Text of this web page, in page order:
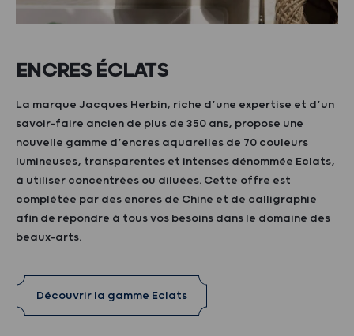
ENCRES ÉCLATS
La marque Jacques Herbin, riche d’une expertise et d’un
savoir-faire ancien de plus de 350 ans, propose une
nouvelle gamme d’encres aquarelles de 70 couleurs
lumineuses, transparentes et intenses dénommée Eclats,
à utiliser concentrées ou diluées. Cette offre est
complétée par des encres de Chine et de calligraphie
afin de répondre à tous vos besoins dans le domaine des
beaux-arts.
Découvrir la gamme Eclats